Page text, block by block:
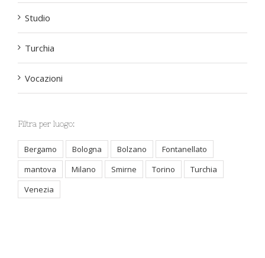
Studio
Turchia
Vocazioni
Filtra per luogo:
Bergamo Bologna Bolzano
Fontanellato
mantova
Milano Smirne Torino
Turchia
Venezia